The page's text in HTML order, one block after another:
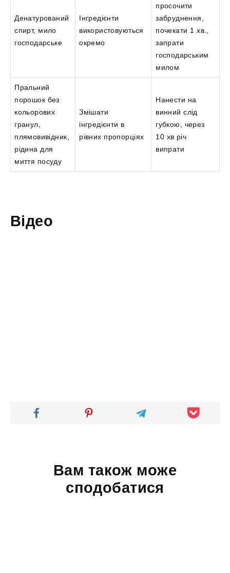
Денатурований
спирт, мило
господарське
Інгредієнти
використовуються
окремо
просочити
забруднення,
почекати 1 хв.,
запрати
господарським
милом
Пральний
порошок без
кольорових
гранул,
плямовивідник,
рідина для
миття посуду
Змішати
інгредієнти в
рівних пропорціях
Нанести на
винний слід
губкою, через
10 хв річ
випрати
Відео
Вам також може
сподобатися